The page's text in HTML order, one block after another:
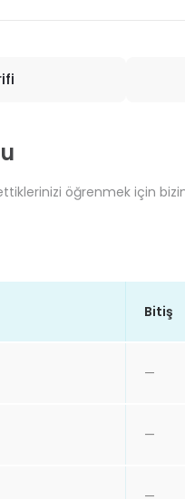
öğrenmek için
Bitiş
—
—